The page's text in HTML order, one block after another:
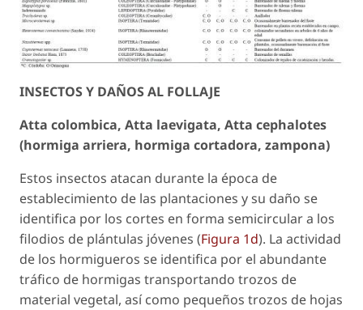
INSECTOS Y DAÑOS AL FOLLAJE
Atta colombica, Atta laevigata, Atta cephalotes
(hormiga arriera, hormiga cortadora, zampona)
Estos insectos atacan durante la época de
establecimiento de las plantaciones y su daño se
identifica por los cortes en forma semicircular a los
filodios de plántulas jóvenes (Figura 1d). La actividad
de los hormigueros se identifica por el abundante
tráfico de hormigas transportando trozos de
material vegetal, así como pequeños trozos de hojas